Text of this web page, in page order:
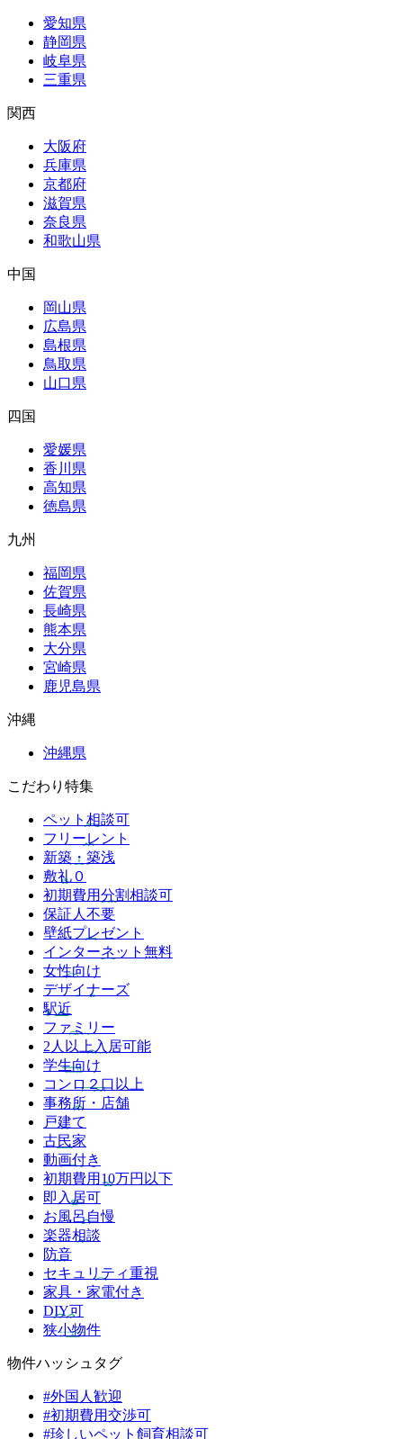
愛知県
静岡県
岐阜県
三重県
関西
大阪府
兵庫県
京都府
滋賀県
奈良県
和歌山県
中国
岡山県
広島県
島根県
鳥取県
山口県
四国
愛媛県
香川県
高知県
徳島県
九州
福岡県
佐賀県
長崎県
熊本県
大分県
宮崎県
鹿児島県
沖縄
沖縄県
こだわり特集
ペット相談可
フリーレント
新築・築浅
敷礼０
初期費用分割相談可
保証人不要
壁紙プレゼント
インターネット無料
女性向け
デザイナーズ
駅近
ファミリー
2人以上入居可能
学生向け
コンロ２口以上
事務所・店舗
戸建て
古民家
動画付き
初期費用10万円以下
即入居可
お風呂自慢
楽器相談
防音
セキュリティ重視
家具・家電付き
DIY可
狭小物件
物件ハッシュタグ
#外国人歓迎
#初期費用交渉可
#珍しいペット飼育相談可